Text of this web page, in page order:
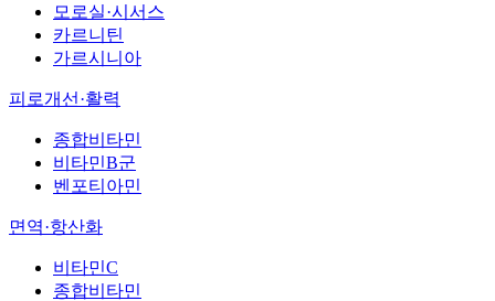
모로실·시서스
카르니틴
가르시니아
피로개선·활력
종합비타민
비타민B군
벤포티아민
면역·항산화
비타민C
종합비타민